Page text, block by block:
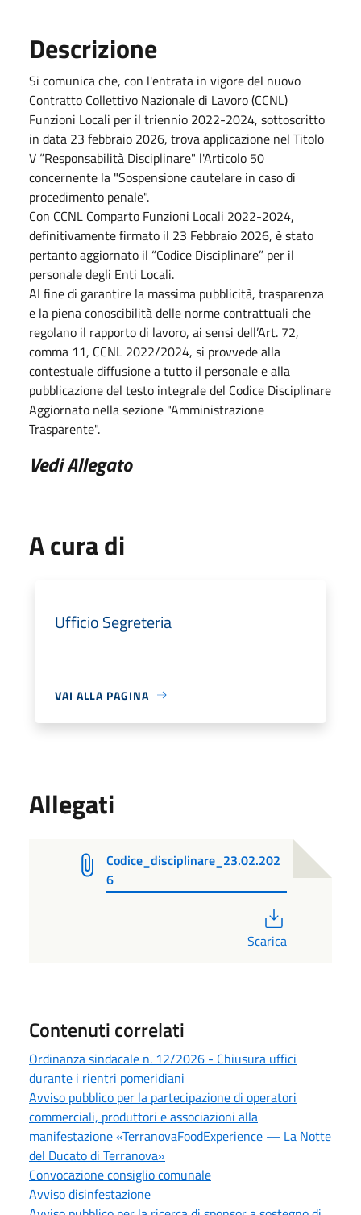
Descrizione
Si comunica che, con l'entrata in vigore del nuovo
Contratto Collettivo Nazionale di Lavoro (CCNL)
Funzioni Locali per il triennio 2022-2024, sottoscritto
in data 23 febbraio 2026, trova applicazione nel Titolo
V “Responsabilità Disciplinare" l'Articolo 50
concernente la "Sospensione cautelare in caso di
procedimento penale".
Con CCNL Comparto Funzioni Locali 2022-2024,
definitivamente firmato il 23 Febbraio 2026, è stato
pertanto aggiornato il “Codice Disciplinare” per il
personale degli Enti Locali.
AI fine di garantire la massima pubblicità, trasparenza
e la piena conoscibilità delle norme contrattuali che
regolano il rapporto di lavoro, ai sensi dell’Art. 72,
comma 11, CCNL 2022/2024, si provvede alla
contestuale diffusione a tutto il personale e alla
pubblicazione del testo integrale del Codice Disciplinare
Aggiornato nella sezione "Amministrazione
Trasparente".
Vedi Allegato
A cura di
Ufficio Segreteria
VAI ALLA PAGINA
Allegati
Codice_disciplinare_23.02.202
6
Scarica
Contenuti correlati
Ordinanza sindacale n. 12/2026 - Chiusura uffici
durante i rientri pomeridiani
Avviso pubblico per la partecipazione di operatori
commerciali, produttori e associazioni alla
manifestazione «TerranovaFoodExperience — La Notte
del Ducato di Terranova»
Convocazione consiglio comunale
Avviso disinfestazione